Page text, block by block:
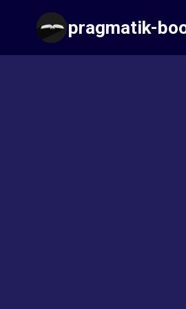
содержимому
pragmatik-